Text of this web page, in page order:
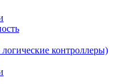
контроллеры)